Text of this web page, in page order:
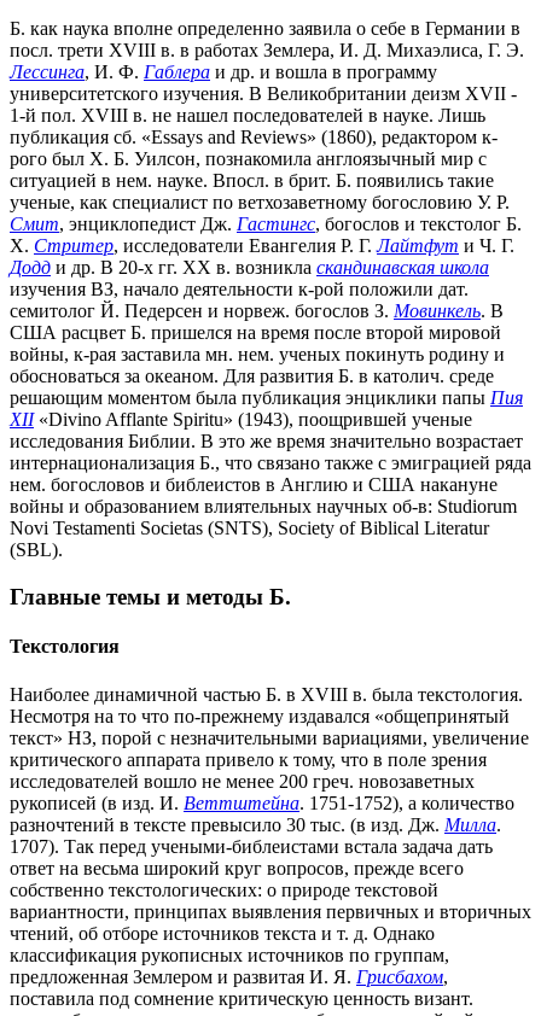
Б. как наука вполне определенно заявила о себе в Германии в
посл. трети XVIII в. в работах Землера, И. Д. Михаэлиса, Г. Э.
Лессинга, И. Ф. Габлера и др. и вошла в программу
университетского изучения. В Великобритании деизм XVII -
1-й пол. XVIII в. не нашел последователей в науке. Лишь
публикация сб. «Essays and Reviews» (1860), редактором к-
рого был Х. Б. Уилсон, познакомила англоязычный мир с
ситуацией в нем. науке. Впосл. в брит. Б. появились такие
ученые, как специалист по ветхозаветному богословию У. Р.
Смит, энциклопедист Дж. Гастингс, богослов и текстолог Б.
Х. Стритер, исследователи Евангелия Р. Г.Лайтфут и Ч. Г.
Додд и др. В 20-х гг. XX в. возникла cкандинавская школа
изучения ВЗ, начало деятельности к-рой положили дат.
семитолог Й. Педерсен и норвеж. богослов З. Мовинкель. В
США расцвет Б. пришелся на время после второй мировой
войны, к-рая заставила мн. нем. ученых покинуть родину и
обосноваться за океаном. Для развития Б. в католич. среде
решающим моментом была публикация энциклики папы Пия
XII«Divino Afflante Spiritu» (1943), поощрившей ученые
исследования Библии. В это же время значительно возрастает
интернационализация Б., что связано также с эмиграцией ряда
нем. богословов и библеистов в Англию и США накануне
войны и образованием влиятельных научных об-в: Studiorum
Novi Testamenti Societas (SNTS), Society of Biblical Literatur
(SBL).
Главные темы и методы Б.
Текстология
Наиболее динамичной частью Б. в XVIII в. была текстология.
Несмотря на то что по-прежнему издавался «общепринятый
текст» НЗ, порой с незначительными вариациями, увеличение
критического аппарата привело к тому, что в поле зрения
исследователей вошло не менее 200 греч. новозаветных
рукописей (в изд. И. Веттштейна. 1751-1752), а количество
разночтений в тексте превысило 30 тыс. (в изд. Дж. Милла.
1707). Так перед учеными-библеистами встала задача дать
ответ на весьма широкий круг вопросов, прежде всего
собственно текстологических: о природе текстовой
вариантности, принципах выявления первичных и вторичных
чтений, об отборе источников текста и т. д. Однако
классификация рукописных источников по группам,
предложенная Землером и развитая И. Я. Грисбахом,
поставила под сомнение критическую ценность визант.